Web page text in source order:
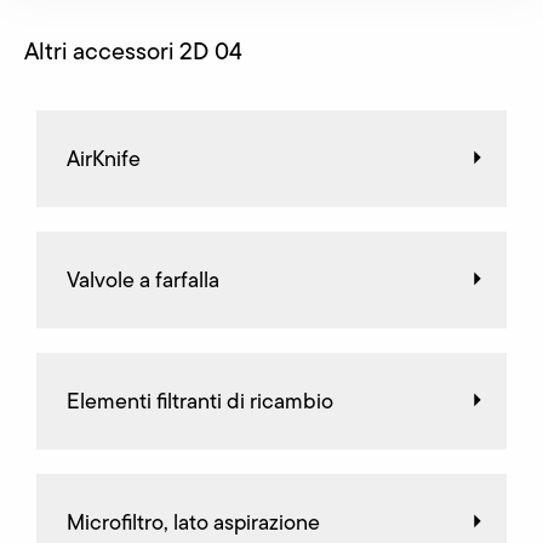
Altri accessori 2D 04
AirKnife
Valvole a farfalla
Elementi filtranti di ricambio
Microfiltro, lato aspirazione